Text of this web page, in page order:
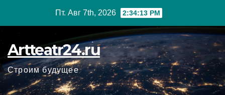
Пт. Авг 7th, 2026 2:34:14 PM
Artteatr24.ru
Строим будущее